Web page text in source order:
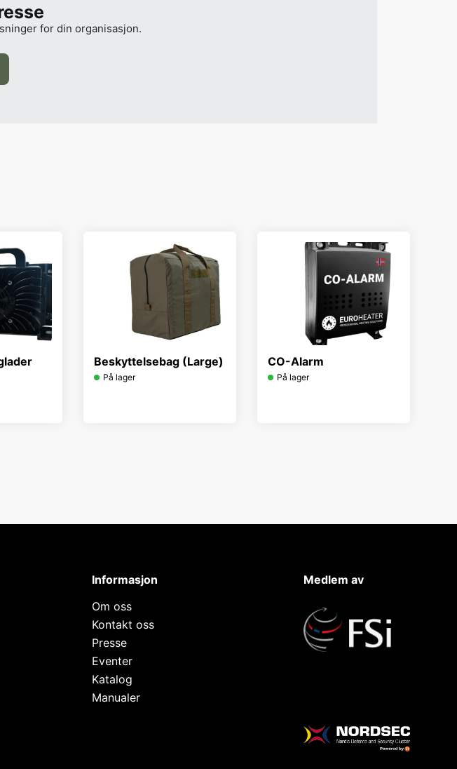
for din organisasjon.
Beskyttelsebag (Large)
På lager
CO-Alarm
På lager
Informasjon
Om oss
Kontakt oss
Presse
Eventer
Katalog
Manualer
Medlem av